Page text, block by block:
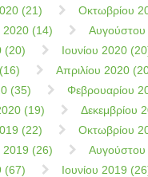
(21)
Οκτωβρίου
2020 (14)
(20)
Ιουνίου 2020
Απριλίου 2020
(35)
Φεβρουαρίου
(19)
Δεκεμβρίου
(22)
Οκτωβρίου
2019 (26)
(67)
Ιουνίου 2019